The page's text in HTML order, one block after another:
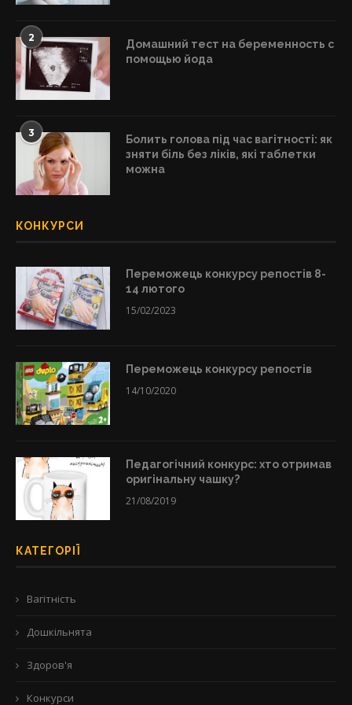
2
Домашний тест на беременность с
помощью йода
3
Болить голова під час вагітності: як
зняти біль без ліків, які таблетки
можна
КОНКУРСИ
Переможець конкурсу репостів 8-
14 лютого
15/02/2023
Переможець конкурсу репостів
14/10/2020
Педагогічний конкурс: хто отримав
оригінальну чашку?
21/08/2019
КАТЕГОРІЇ
Вагітність
Дошкільнята
Здоров'я
Конкурси